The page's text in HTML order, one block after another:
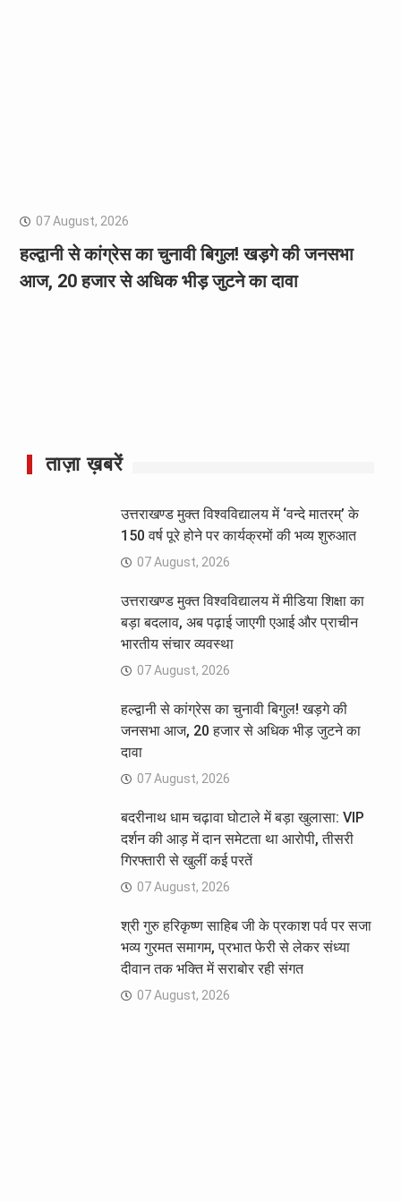
07 August, 2026
हल्द्वानी से कांग्रेस का चुनावी बिगुल! खड़गे की जनसभा
आज, 20 हजार से अधिक भीड़ जुटने का दावा
ताज़ा ख़बरें
उत्तराखण्ड मुक्त विश्वविद्यालय में ‘वन्दे मातरम्’ के
150 वर्ष पूरे होने पर कार्यक्रमों की भव्य शुरुआत
07 August, 2026
उत्तराखण्ड मुक्त विश्वविद्यालय में मीडिया शिक्षा का
बड़ा बदलाव, अब पढ़ाई जाएगी एआई और प्राचीन
भारतीय संचार व्यवस्था
07 August, 2026
हल्द्वानी से कांग्रेस का चुनावी बिगुल! खड़गे की
जनसभा आज, 20 हजार से अधिक भीड़ जुटने का
दावा
07 August, 2026
बदरीनाथ धाम चढ़ावा घोटाले में बड़ा खुलासा: VIP
दर्शन की आड़ में दान समेटता था आरोपी, तीसरी
गिरफ्तारी से खुलीं कई परतें
07 August, 2026
श्री गुरु हरिकृष्ण साहिब जी के प्रकाश पर्व पर सजा
भव्य गुरमत समागम, प्रभात फेरी से लेकर संध्या
दीवान तक भक्ति में सराबोर रही संगत
07 August, 2026